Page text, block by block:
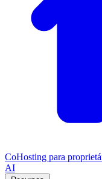
CoHosting para
AI